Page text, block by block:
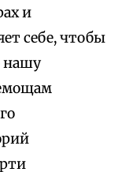
и
себе, чтобы
нашу